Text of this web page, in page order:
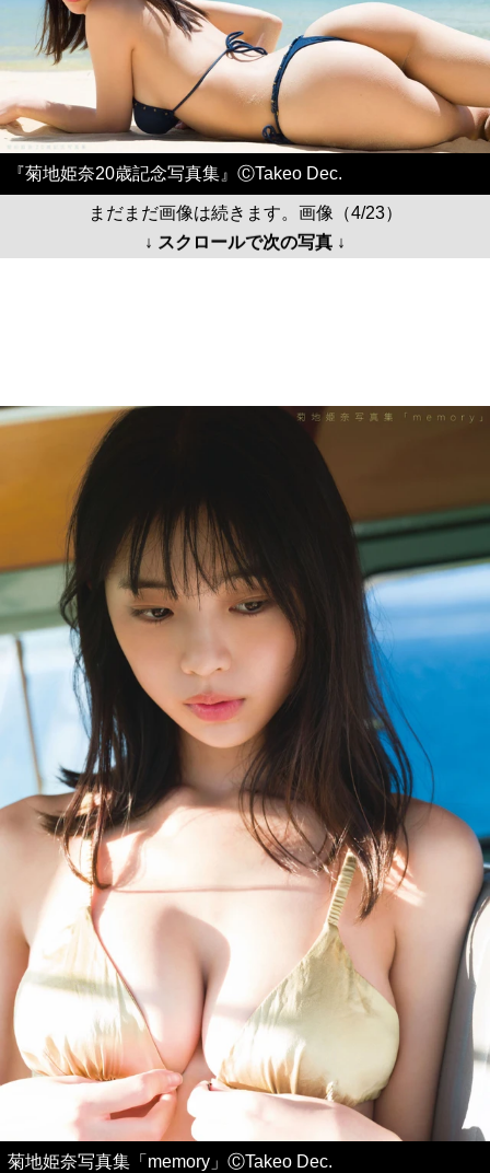
『菊地姫奈20歳記念写真集』ⒸTakeo Dec.
まだまだ画像は続きます。画像（4/23）
↓ スクロールで次の写真 ↓
菊地姫奈写真集「memory」ⒸTakeo Dec.